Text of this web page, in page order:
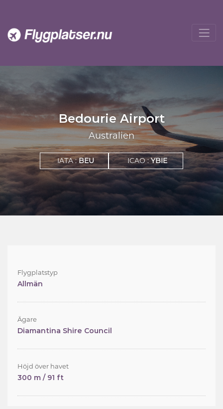
Bedourie Airport
Australien
IATA :BEU ICAO :YBIE
Flygplatstyp
Allmän
Ägare
Diamantina Shire Council
Höjd över havet
300 m / 91 ft